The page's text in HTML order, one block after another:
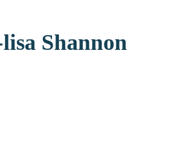
Shannon